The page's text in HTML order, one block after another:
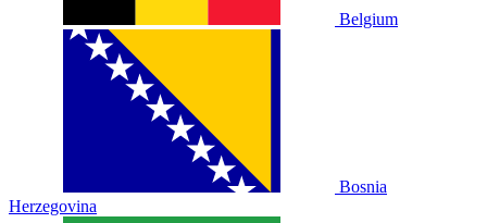
Belgium
Bosnia
Herzegovina